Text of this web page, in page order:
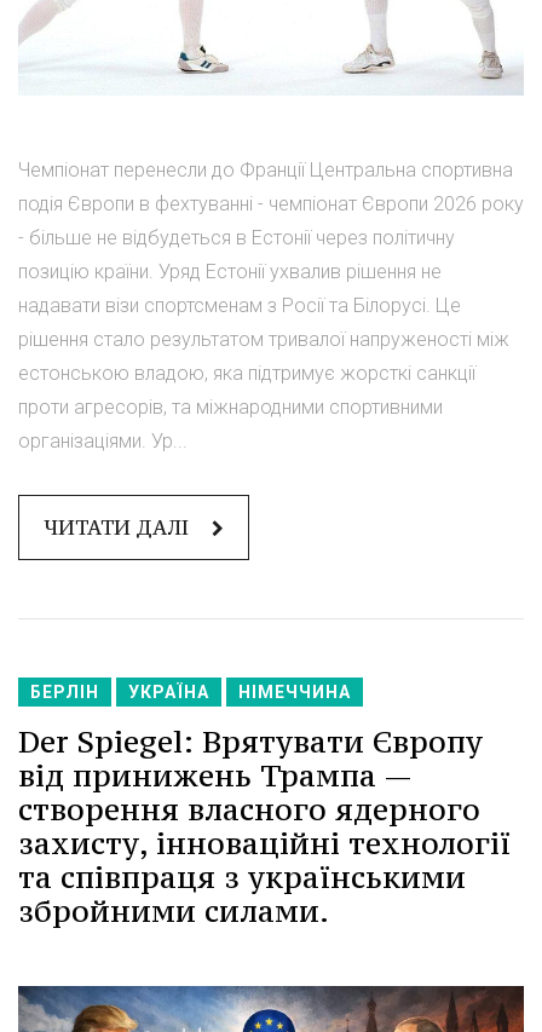
Чемпіонат перенесли до Франції Центральна спортивна
подія Європи в фехтуванні - чемпіонат Європи 2026 року
- більше не відбудеться в Естонії через політичну
позицію країни. Уряд Естонії ухвалив рішення не
надавати візи спортсменам з Росії та Білорусі. Це
рішення стало результатом тривалої напруженості між
естонською владою, яка підтримує жорсткі санкції
проти агресорів, та міжнародними спортивними
організаціями. Ур...
ЧИТАТИ ДАЛІ
БЕРЛІН УКРАЇНА НІМЕЧЧИНА
Der Spiegel: Врятувати Європу
від принижень Трампа —
створення власного ядерного
захисту, інноваційні технології
та співпраця з українськими
збройними силами.